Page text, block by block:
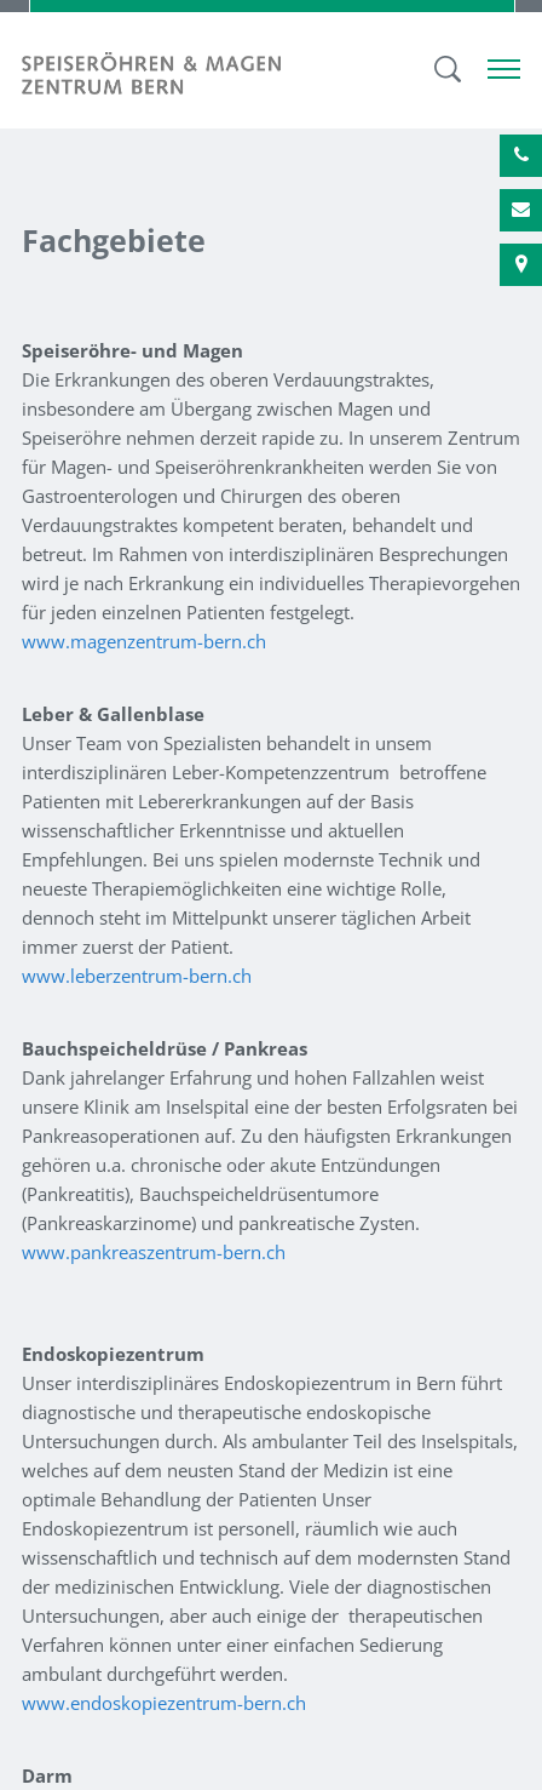
Fachgebiete
Speiseröhre- und Magen
Die Erkrankungen des oberen Verdauungstraktes,
insbesondere am Übergang zwischen Magen und
Speiseröhre nehmen derzeit rapide zu. In unserem Zentrum
für Magen- und Speiseröhrenkrankheiten werden Sie von
Gastroenterologen und Chirurgen des oberen
Verdauungstraktes kompetent beraten, behandelt und
betreut. Im Rahmen von interdisziplinären Besprechungen
wird je nach Erkrankung ein individuelles Therapievorgehen
für jeden einzelnen Patienten festgelegt.
www.magenzentrum-bern.ch
Leber & Gallenblase
Unser Team von Spezialisten behandelt in unsem
interdisziplinären Leber-Kompetenzzentrum betroffene
Patienten mit Lebererkrankungen auf der Basis
wissenschaftlicher Erkenntnisse und aktuellen
Empfehlungen. Bei uns spielen modernste Technik und
neueste Therapiemöglichkeiten eine wichtige Rolle,
dennoch steht im Mittelpunkt unserer täglichen Arbeit
immer zuerst der Patient.
www.leberzentrum-bern.ch
Bauchspeicheldrüse / Pankreas
Dank jahrelanger Erfahrung und hohen Fallzahlen weist
unsere Klinik am Inselspital eine der besten Erfolgsraten bei
Pankreasoperationen auf. Zu den häufigsten Erkrankungen
gehören u.a. chronische oder akute Entzündungen
(Pankreatitis), Bauchspeicheldrüsentumore
(Pankreaskarzinome) und pankreatische Zysten.
www.pankreaszentrum-bern.ch
Endoskopiezentrum
Unser interdisziplinäres Endoskopiezentrum in Bern führt
diagnostische und therapeutische endoskopische
Untersuchungen durch. Als ambulanter Teil des Inselspitals,
welches auf dem neusten Stand der Medizin ist eine
optimale Behandlung der Patienten Unser
Endoskopiezentrum ist personell, räumlich wie auch
wissenschaftlich und technisch auf dem modernsten Stand
der medizinischen Entwicklung. Viele der diagnostischen
Untersuchungen, aber auch einige der therapeutischen
Verfahren können unter einer einfachen Sedierung
ambulant durchgeführt werden.
www.endoskopiezentrum-bern.ch
Darm